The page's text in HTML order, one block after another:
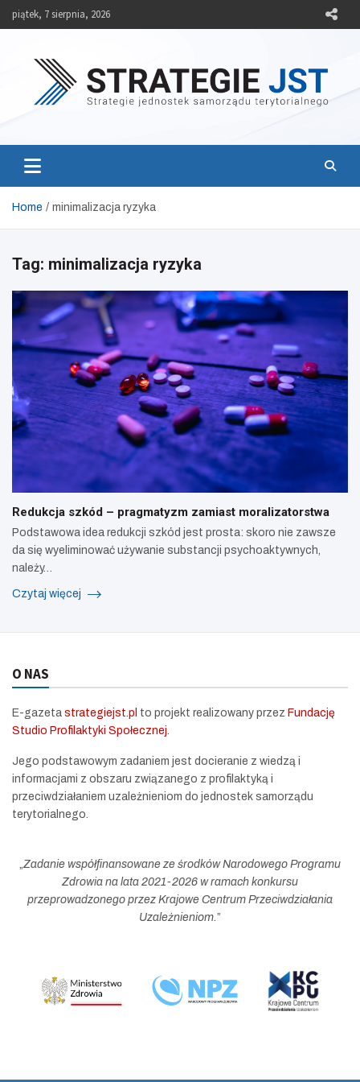
Skippiątek, 7 sierpnia, 2026
Strategie JST
Home minimalizacja ryzyka
Tag: minimalizacja ryzyka
Redukcja szkód – pragmatyzm zamiast moralizatorstwa
Podstawowa idea redukcji szkód jest prosta: skoro nie zawsze
da się wyeliminować używanie substancji psychoaktywnych,
należy…
Czytaj więcej
O NAS
E-gazeta strategiejst.pl to projekt realizowany przez Fundację
Studio Profilaktyki Społecznej
Jego podstawowym zadaniem jest docieranie z wiedzą i
informacjami z obszaru związanego z profilaktyką i
przeciwdziałaniem uzależnieniom do jednostek samorządu
terytorialnego.
Zadanie współfinansowane ze środków Narodowego Programu
Zdrowia na lata 2021-2026 w ramach konkursu
przeprowadzonego przez Krajowe Centrum Przeciwdziałania
Uzależnieniom. ”